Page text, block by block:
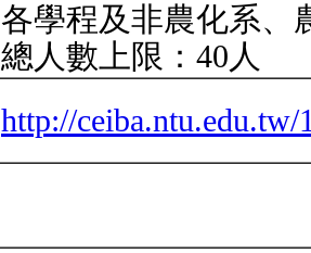
各學程及非農化系、
總人數上限：40人
http://